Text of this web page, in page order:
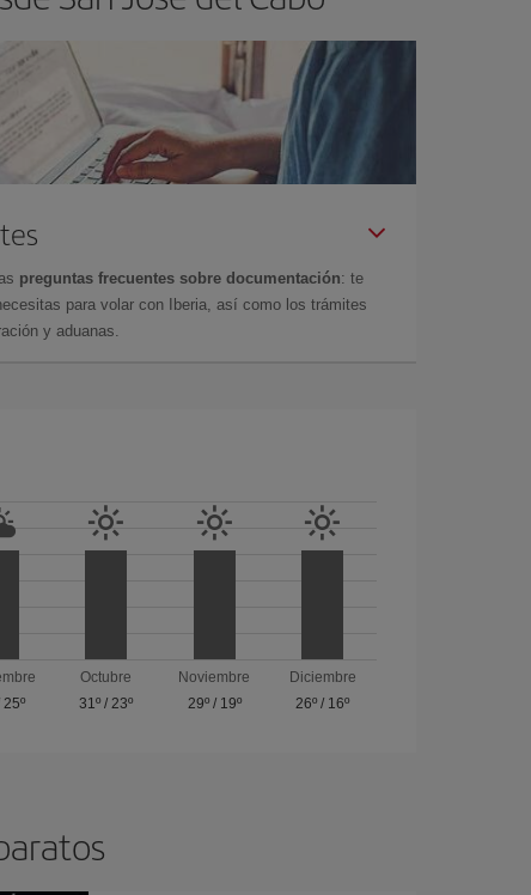
preguntas frecuentes sobre documentación: te
para volar con Iberia, así como los trámites
y aduanas.
25º
Octubre
31º / 23º
Noviembre
29º/ 19º
Diciembre
26º / 16º